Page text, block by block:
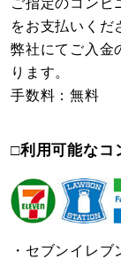
をお支払いくだ
弊社にてご入金
ります。
手数料：無料
□利用可能なコ
・セブンイレ